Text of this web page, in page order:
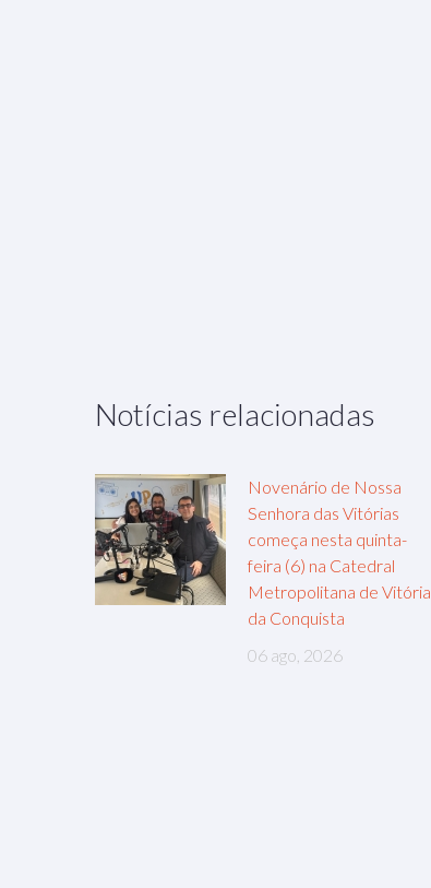
Notícias relacionadas
Novenário de Nossa
Senhora das Vitórias
começa nesta quinta-
feira (6) na Catedral
Metropolitana de Vitória
da Conquista
06 ago, 2026